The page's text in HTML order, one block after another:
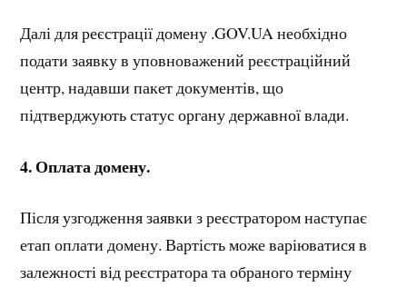
Далі для реєстрації домену .GOV.UA необхідно
подати заявку в уповноважений реєстраційний
центр, надавши пакет документів, що
підтверджують статус органу державної влади.
4. Оплата домену.
Після узгодження заявки з реєстратором наступає
етап оплати домену. Вартість може варіюватися в
залежності від реєстратора та обраного терміну